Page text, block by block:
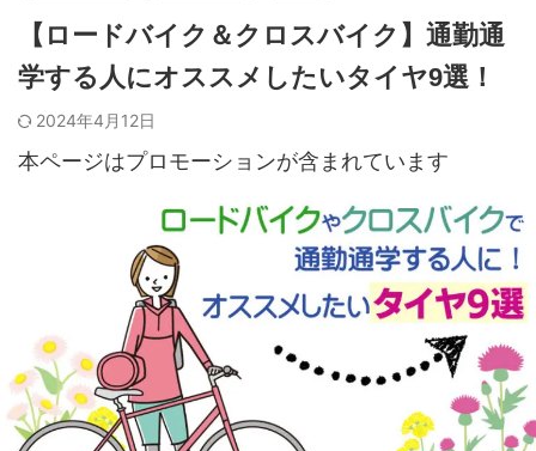
【ロードバイク＆クロスバイク】通勤通
学する人にオススメしたいタイヤ9選！
2024年4月12日
本ページはプロモーションが含まれています